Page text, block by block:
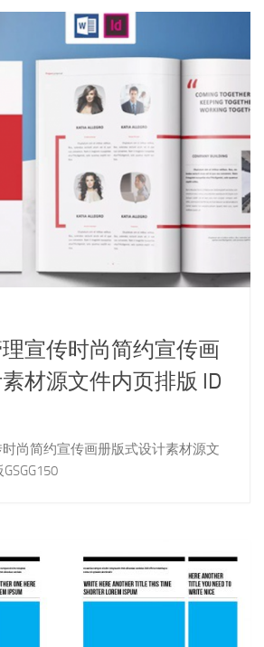
宣传时尚简约宣传画
材源文件内页排版 ID
尚简约宣传画册版式设计素材源文